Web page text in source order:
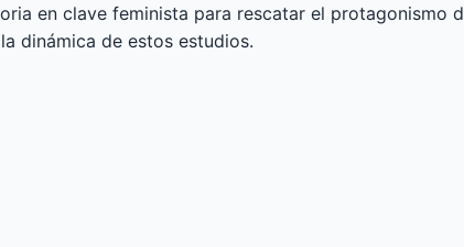
en clave feminista para rescatar el protagonismo
dinámica de estos estudios.